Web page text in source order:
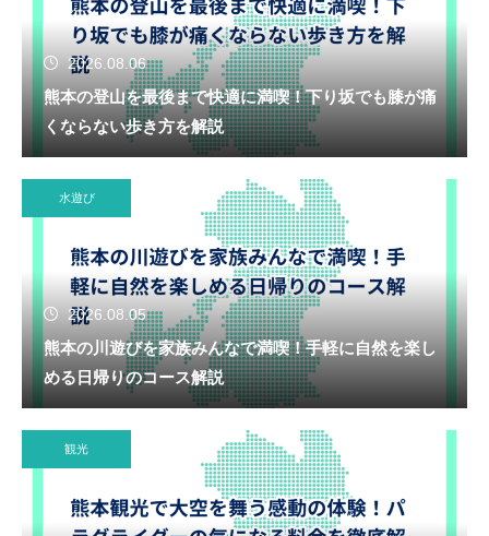
2026.08.06
熊本の登山を最後まで快適に満喫！下り坂でも膝が痛
くならない歩き方を解説
水遊び
2026.08.05
熊本の川遊びを家族みんなで満喫！手軽に自然を楽し
める日帰りのコース解説
観光